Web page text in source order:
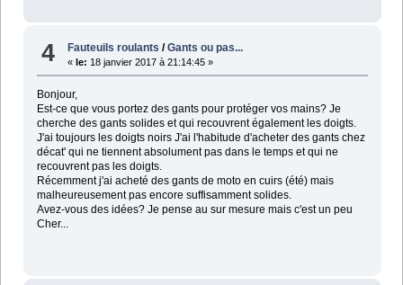
4 Fauteuils roulants /Gants ou pas...
« le: 18 janvier 2017 à 21:14:45 »
Bonjour,
Est-ce que vous portez des gants pour protéger vos mains? Je
cherche des gants solides et qui recouvrent également les doigts.
J'ai toujours les doigts noirs J'ai l'habitude d'acheter des gants chez
décat' qui ne tiennent absolument pas dans le temps et qui ne
recouvrent pas les doigts.
Récemment j'ai acheté des gants de moto en cuirs (été) mais
malheureusement pas encore suffisamment solides.
Avez-vous des idées? Je pense au sur mesure mais c'est un peu
Cher...